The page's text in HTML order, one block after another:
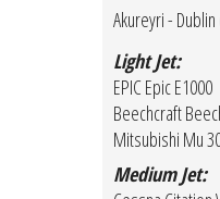
Akureyri -
Light Jet:
EPIC Epic E1000
Beechcraft
Mitsubishi Mu
Medium Jet: